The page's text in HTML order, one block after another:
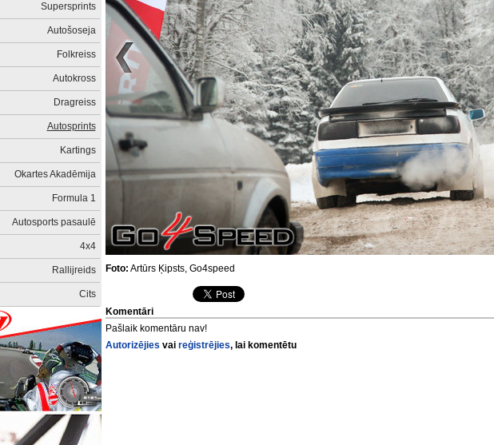
Supersprints
Autošoseja
Folkreiss
Autokross
Dragreiss
Autosprints
Kartings
Okartes Akadēmija
Formula 1
Autosports pasaulē
4x4
Rallijreids
Cits
Foto: Artūrs Ķipsts, Go4speed
Komentāri
Pašlaik komentāru nav!
Autorizējies vai reģistrējies, lai komentētu